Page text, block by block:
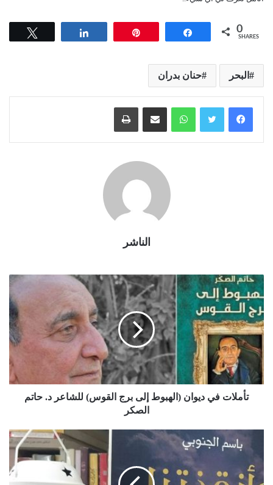
Share 0
SHARES
البحر حنان بدران
واتساب مشاركة عبر البريد طباعة
الناشر
تأملات في ديوان (الهبوط إلى برج القوس) للشاعر د. حاتم
الصكر